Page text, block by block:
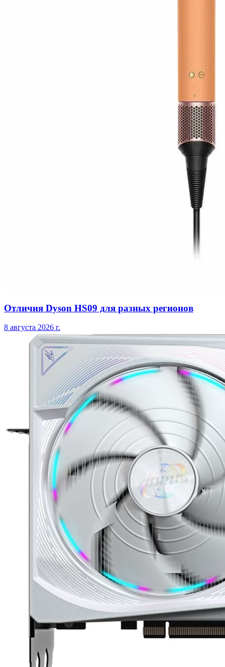
Отличия Dyson HS09 для разных регионов
8 августа 2026 г.